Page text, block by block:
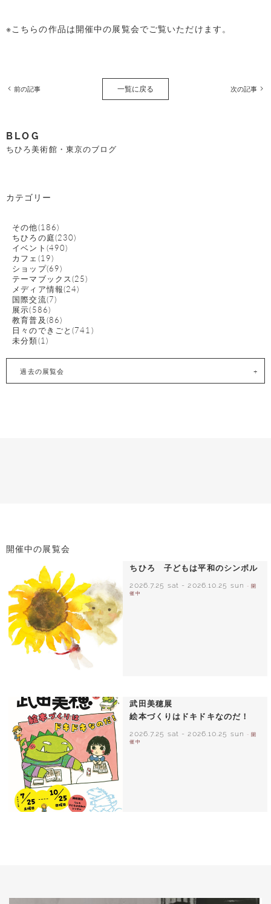
※こちらの作品は開催中の展覧会でご覧いただけます。
前の記事 一覧に戻る 次の記事
BLOG
ちひろ美術館・東京のブログ
カテゴリー
その他(186)
ちひろの庭(230)
イベント(490)
カフェ(19)
ショップ(69)
テーマブックス(25)
メディア情報(24)
国際交流(7)
展示(586)
教育普及(86)
日々のできごと(741)
未分類(1)
過去の展覧会
開催中の展覧会
ちひろ 子どもは平和のシンボル
2026.7.25 sat -2026.10.25 sun
- 開
催中
武田美穂展
絵本づくりはドキドキなのだ！
2026.7.25 sat -2026.10.25 sun
- 開
催中